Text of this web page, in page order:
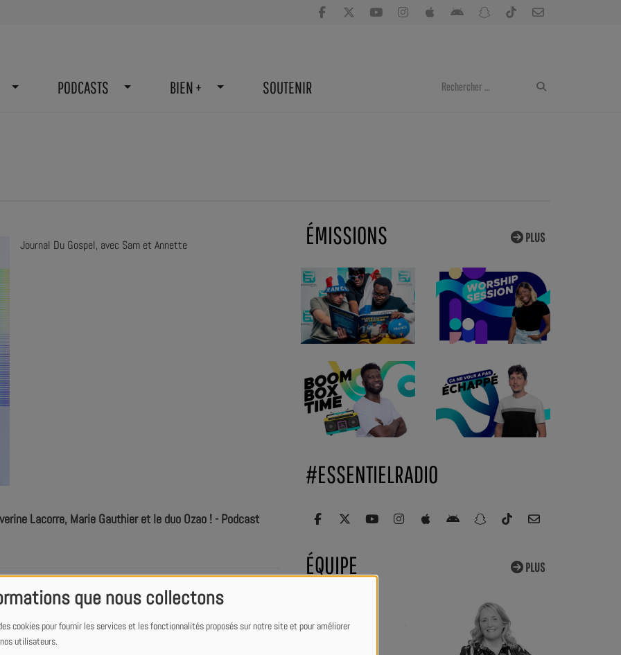
que nous collectons
cookies pour fournir les services et les fonctionnalités proposés sur notre site et pour améliorer
utilisateurs.
PODCASTS BIEN + SOUTENIR
Journal Du Gospel, avec Sam et Annette
Lacorre, Marie Gauthier et le duo Ozao ! - Podcast
O, Redflow et Lady Laistee - Podcast 05/07
PLUS
ÉMISSIONS
#ESSENTIELRADIO
PLUS
ÉQUIPE